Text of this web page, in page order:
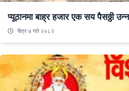
प्यूठानमा बाह्र हजार एक सय पैसठ्ठी
चैत्र ७ गते २०८२